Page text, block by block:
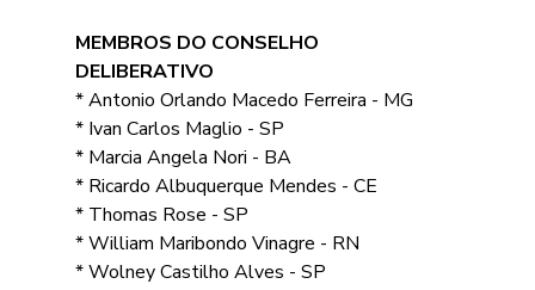
MEMBROS DO CONSELHO
DELIBERATIVO
* Antonio Orlando Macedo Ferreira - MG
* Ivan Carlos Maglio - SP
* Marcia Angela Nori - BA
* Ricardo Albuquerque Mendes - CE
* Thomas Rose - SP
* William Maribondo Vinagre - RN
* Wolney Castilho Alves - SP